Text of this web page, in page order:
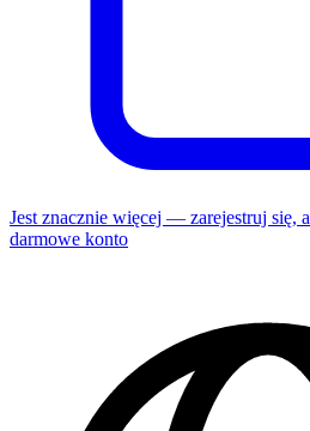
Jest znacznie więcej — zarejestruj się,
darmowe konto